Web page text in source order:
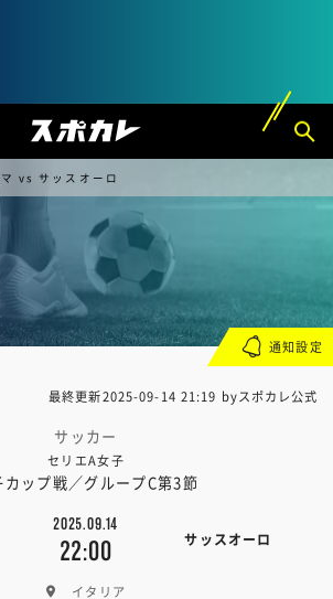
vs サッスオーロ
最終更新2025-09-14 21:19 byスポカレ公式
サッカー
セリエA女子
カップ戦／グループC第3節
2025.09.14
22:00 サッスオーロ
イタリア
通知設定